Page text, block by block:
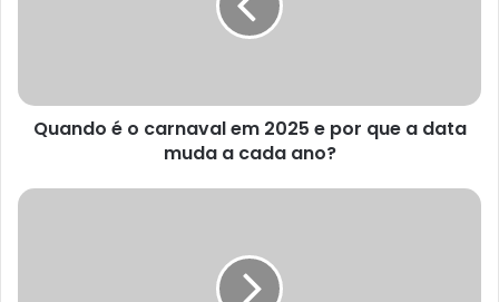
e
e
Quando é o carnaval em 2025 e por que a data
muda a cada ano?